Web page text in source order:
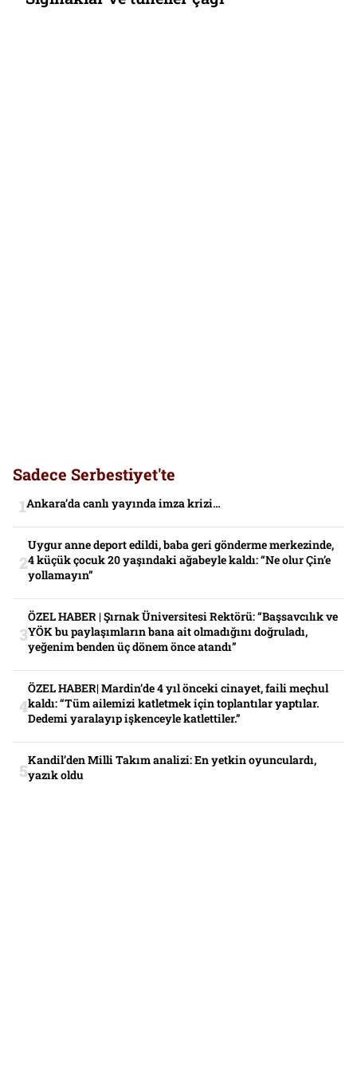
Sadece Serbestiyet'te
Ankara’da canlı yayında imza krizi…
Uygur anne deport edildi, baba geri gönderme merkezinde,
4 küçük çocuk 20 yaşındaki ağabeyle kaldı: “Ne olur Çin’e
yollamayın”
ÖZEL HABER | Şırnak Üniversitesi Rektörü: “Başsavcılık ve
YÖK bu paylaşımların bana ait olmadığını doğruladı,
yeğenim benden üç dönem önce atandı”
ÖZEL HABER| Mardin’de 4 yıl önceki cinayet, faili meçhul
kaldı: “Tüm ailemizi katletmek için toplantılar yaptılar.
Dedemi yaralayıp işkenceyle katlettiler.”
Kandil’den Milli Takım analizi: En yetkin oyunculardı,
yazık oldu